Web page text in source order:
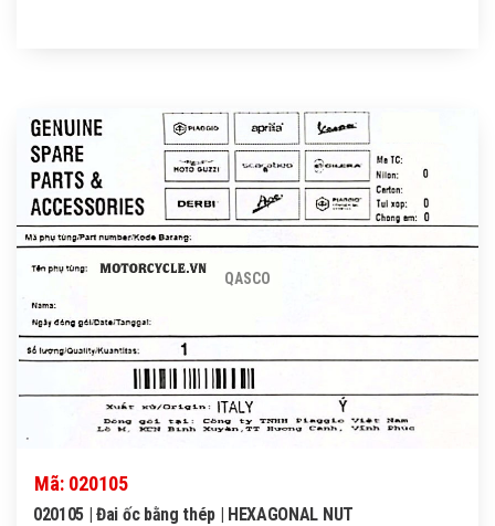
QASCO
Mã: 020105
020105 | Đai ốc bằng thép | HEXAGONAL NUT